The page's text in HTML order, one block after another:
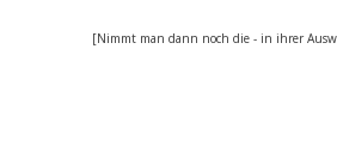
[Nimmt man dann noch die - in ihrer